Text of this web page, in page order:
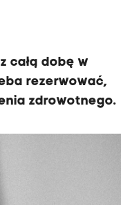
całą dobę w
rezerwować,
zdrowotnego.